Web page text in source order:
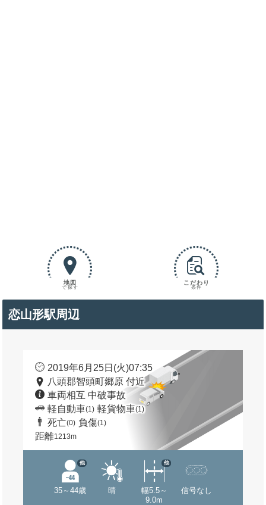
地図
で探す
こだわり
条件
恋山形駅周辺
2019年6月25日(火)07:35
八頭郡智頭町郷原 付近
車両相互 中破事故
軽自動車(1) 軽貨物車(1)
死亡(0) 負傷(1)
距離1213m
35～44歳
他
晴
幅5.5～
9.0m
他
信号なし